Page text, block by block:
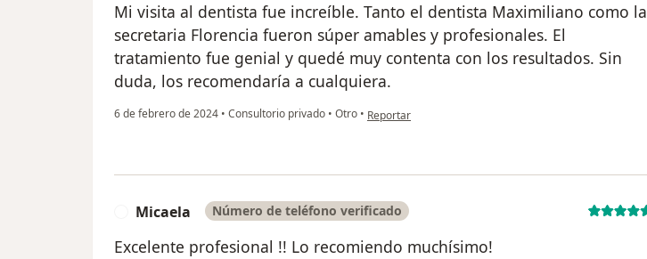
Mi visita al dentista fue increíble. Tanto el dentista Maximiliano como la
secretaria Florencia fueron súper amables y profesionales. El
tratamiento fue genial y quedé muy contenta con los resultados. Sin
duda, los recomendaría a cualquiera.
6 de febrero de 2024 • Consultorio privado • Otro • en opinión del usuario Anna Chiara
Reportar
Micaela Número de teléfono verificado
Excelente profesional !! Lo recomiendo muchísimo!